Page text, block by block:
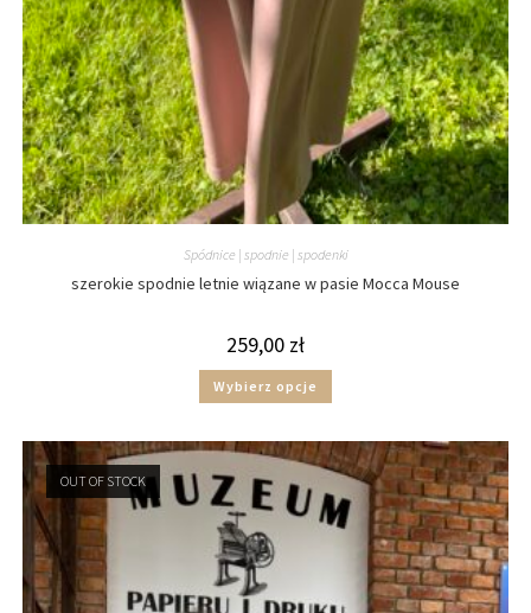
Spódnice | spodnie | spodenki
szerokie spodnie letnie wiązane w pasie Mocca Mouse
259,00 zł
Wybierz opcje
OUT OF STOCK